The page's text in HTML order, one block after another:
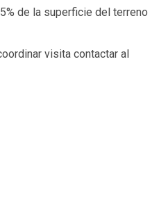
de la superficie del terreno
visita contactar al